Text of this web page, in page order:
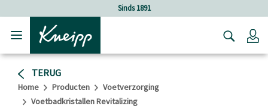
Verder gaan naar hoofdinhoud.Sinds 1891
TERUG
Home Producten
Voetverzorging
Voetbadkristallen Revitalizing